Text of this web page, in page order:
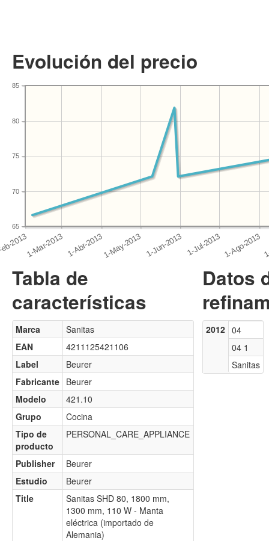
Evolución del precio
65
70
75
80
85
Tabla de
características
Marca
Sanitas
EAN
4211125421106
Label
Beurer
Fabricante Beurer
Modelo
421.10
Grupo
Cocina
Tipo de
producto
PERSONAL_CARE_APPLIANCE
Publisher
Beurer
Estudio
Beurer
Title
Sanitas SHD 80, 1800 mm,
1300 mm, 110 W - Manta
eléctrica (importado de
Alemania)
Datos
2012 04
04 1
Sanitas